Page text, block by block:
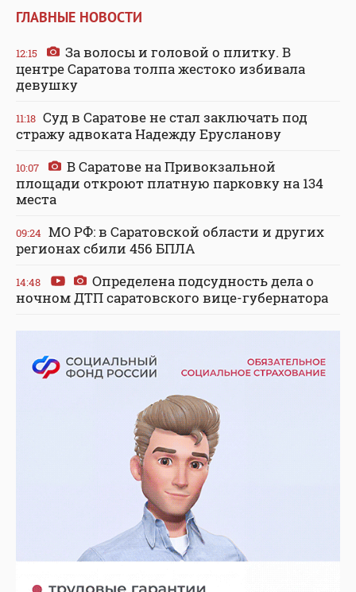
ГЛАВНЫЕ НОВОСТИ
12:15
За волосы и головой о плитку. В
центре Саратова толпа жестоко избивала
девушку
11:18 Суд в Саратове не стал заключать под
стражу адвоката Надежду Ерусланову
10:07
В Саратове на Привокзальной
площади откроют платную парковку на 134
места
09:24 МО РФ: в Саратовской области и других
регионах сбили 456 БПЛА
14:48
Определена подсудность дела о
ночном ДТП саратовского вице-губернатора